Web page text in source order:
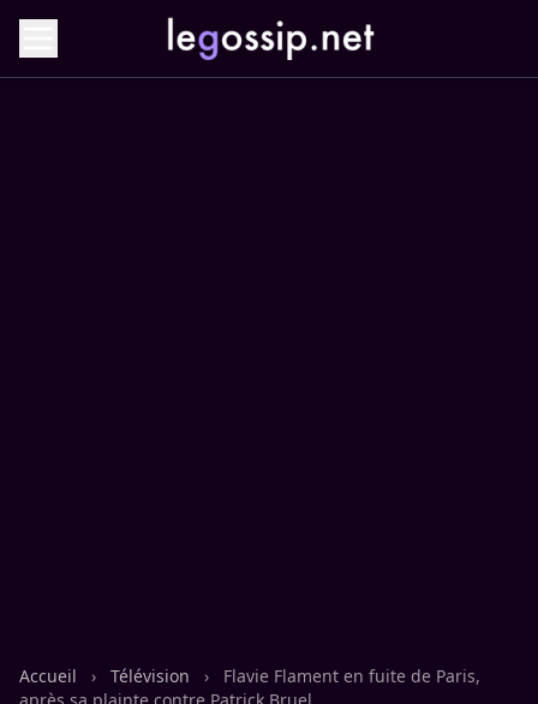
Accueil › Télévision ›
Flavie Flament en fuite de Paris,